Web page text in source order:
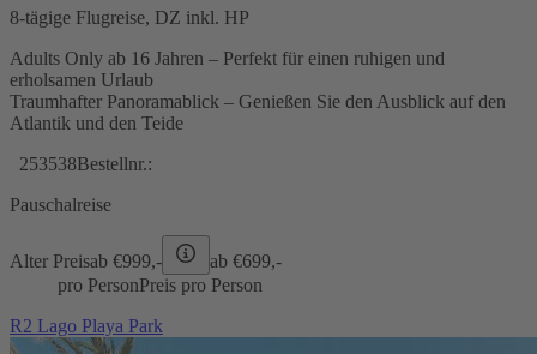
8-tägige Flugreise, DZ inkl. HP
Adults Only ab 16 Jahren – Perfekt für einen ruhigen und
erholsamen Urlaub
Traumhafter Panoramablick – Genießen Sie den Ausblick auf den
Atlantik und den Teide
253538Bestellnr.:
Pauschalreise
Alter Preisab €999,- ab €699,-
pro PersonPreis pro Person
R2 Lago Playa Park